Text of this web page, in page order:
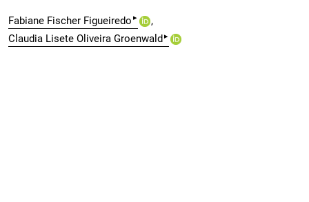
Fabiane Fischer Figueiredo ▸
Claudia Lisete Oliveira Groenwald ▸